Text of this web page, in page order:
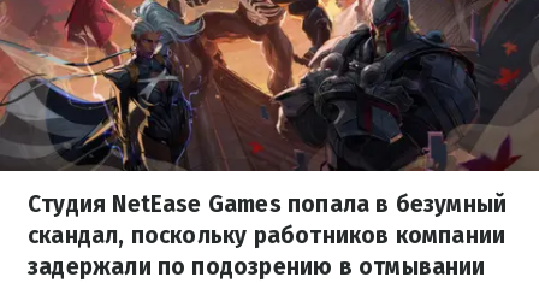
Студия NetEase Games попала в безумный
скандал, поскольку работников компании
задержали по подозрению в отмывании